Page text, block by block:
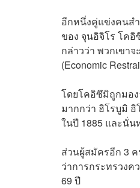
อีกหนึ่งคู่แข่งคนส
ของ จุนอิจิโร โค
กล่าวว่า พวกเขา
(Economic
โดยโคอิซึมิถูกมอ
มากกว่า ฮิโรบูมิ
ในปี 1885 และนั่
ส่วนผู้สมัครอีก 3
ว่าการกระทรวงค
69 ปี